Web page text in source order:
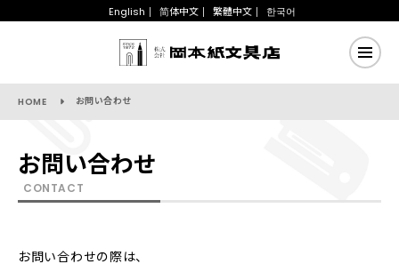
English 简体中文 繁體中文 한국어
HOME お問い合わせ
お問い合わせ
CONTACT
お問い合わせの際は、